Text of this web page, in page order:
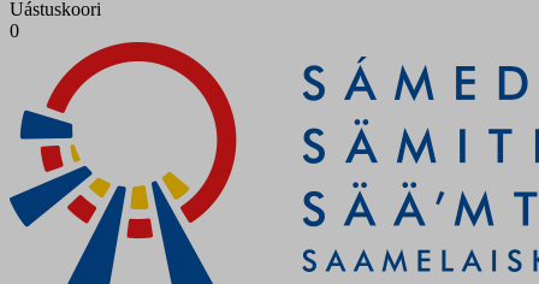
Uástuskoori
0